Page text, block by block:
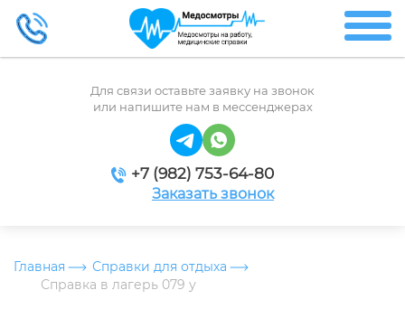
Для связи оставьте заявку на звонок
или напишите нам в мессенджерах
+7 (982) 753-64-80
Заказать звонок
Главная
Справки для отдыха
Справка в лагерь 079 у